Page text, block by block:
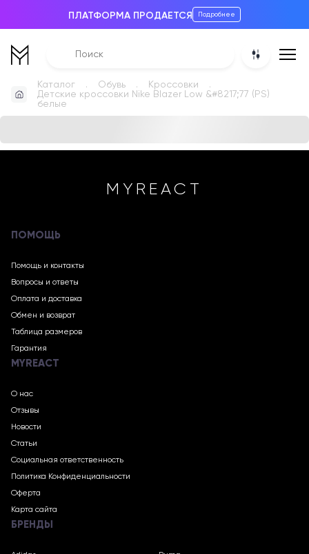
ПЛАТФОРМА ПРОДАЕТСЯ Подробнее
Каталог Обувь
Кроссовки
Детские кроссовки Nike Blazer Low &#8217;77 (PS)
белые
MYREACT
ПОМОЩЬ
Помощь и контакты
Вопросы и ответы
Оплата и доставка
Обмен и возврат
Таблица размеров
Гарантия
MYREACT
О нас
Отзывы
Новости
Статьи
Социальная ответственность
Политика Конфиденциальности
Оферта
Карта сайта
БРЕНДЫ